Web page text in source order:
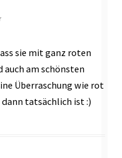
sie mit ganz roten
am schönsten
Überraschung wie rot
tatsächlich ist :)